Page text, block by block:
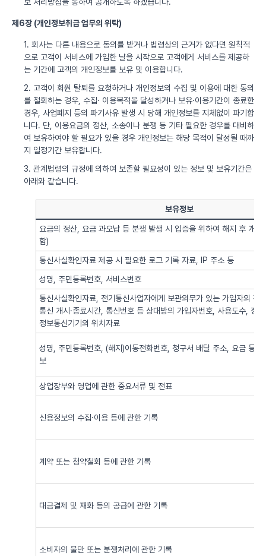
제6장 (개인정보취급 업무의 위탁)
1. 회사는 다른 내용으로 동의를 받거나 법령상의 근거가 없다면 원칙적
으로 고객이 서비스에 가입한 날을 시작으로 고객에게 서비스를 제공하
는 기간에 고객의 개인정보를 보유 및 이용합니다.
2. 고객이 회원 탈퇴를 요청하거나 개인정보의 수집 및 이용에 대한 동의
를 철회하는 경우, 수집· 이용목적을 달성하거나 보유·이용기간이 종료한
경우, 사업폐지 등의 파기사유 발생 시 당해 개인정보를 지체없이 파기합
니다. 단, 이용요금의 정산, 소송이나 분쟁 등 기타 필요한 경우를 대비하
여 보유하여야 할 필요가 있을 경우 개인정보는 해당 목적이 달성될 때까
지 일정기간 보유합니다.
3. 관계법령의 규정에 의하여 보존할 필요성이 있는 정보 및 보유기간은
아래와 같습니다.
보유정보
요금의 정산, 요금 과오납 등 분쟁 발생 시 입증을 위하여 해지 후 개인
함)
통신사실확인자료 제공 시 필요한 로그 기록 자료, IP 주소 등
성명, 주민등록번호, 서비스번호
통신사실확인자료, 전기통신사업자에게 보관의무가 있는 가입자의 전
통신 개시·종료시간, 통신번호 등 상대방의 가입자번호, 사용도수, 정
정보통신기기의 위치자료
성명, 주민등록번호, (해지)이동전화번호, 청구서 배달 주소, 요금 등
보
상업장부와 영업에 관한 중요서류 및 전표
신용정보의 수집·이용 등에 관한 기록
계약 또는 청약철회 등에 관한 기록
대금결제 및 재화 등의 공급에 관한 기록
소비자의 불만 또는 분쟁처리에 관한 기록